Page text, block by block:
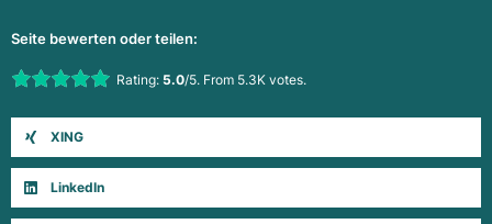
Seite bewerten oder teilen:
Rate this item:Rating: 5.0/5. From 5.3K votes.
XING
LinkedIn